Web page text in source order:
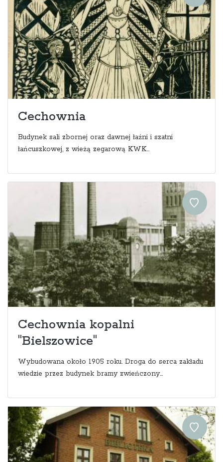
Cechownia
Budynek sali zbornej oraz dawnej łaźni i szatni
łańcuszkowej, z wieżą zegarową KWK...
Cechownia kopalni
"Bielszowice"
Wybudowana około 1905 roku. Droga do serca zakładu
wiedzie przez budynek bramy zwieńczony...